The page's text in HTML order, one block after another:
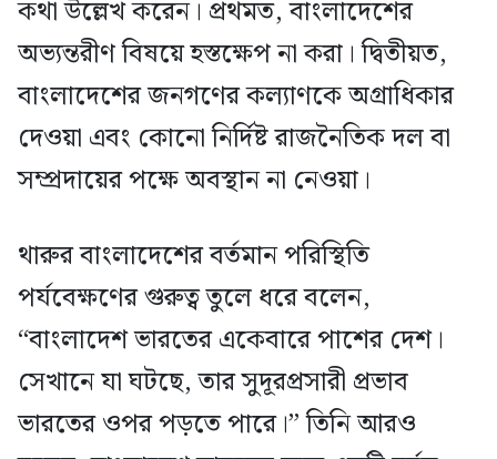
কথা উল্লেখ করেন। প্রথমত, বাংলাদেশের
অভ্যন্তরীণ বিষয়ে হস্তক্ষেপ না করা। দ্বিতীয়ত,
বাংলাদেশের জনগণের কল্যাণকে অগ্রাধিকার
দেওয়া এবং কোনো নির্দিষ্ট রাজনৈতিক দল বা
সম্প্রদায়ের পক্ষে অবস্থান না নেওয়া।
থারুর বাংলাদেশের বর্তমান পরিস্থিতি
পর্যবেক্ষণের গুরুত্ব তুলে ধরে বলেন,
“বাংলাদেশ ভারতের একেবারে পাশের দেশ।
সেখানে যা ঘটছে, তার সুদূরপ্রসারী প্রভাব
ভারতের ওপর পড়তে পারে।” তিনি আরও